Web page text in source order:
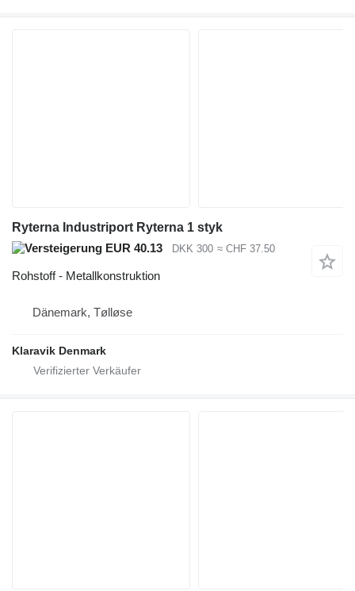
Ryterna Industriport Ryterna 1 styk
EUR 40.13
DKK 300 ≈ CHF 37.50
Rohstoff - Metallkonstruktion
Dänemark, Tølløse
Klaravik Denmark